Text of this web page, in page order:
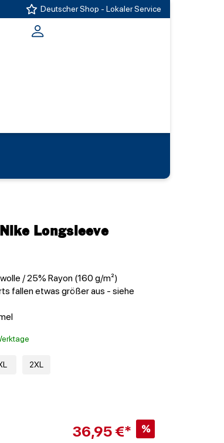
Deutscher Shop - Lokaler Service
Longsleeve
/ 25% Rayon (160 g/m²)
fallen etwas größer aus - siehe
2XL
36,95 €* %